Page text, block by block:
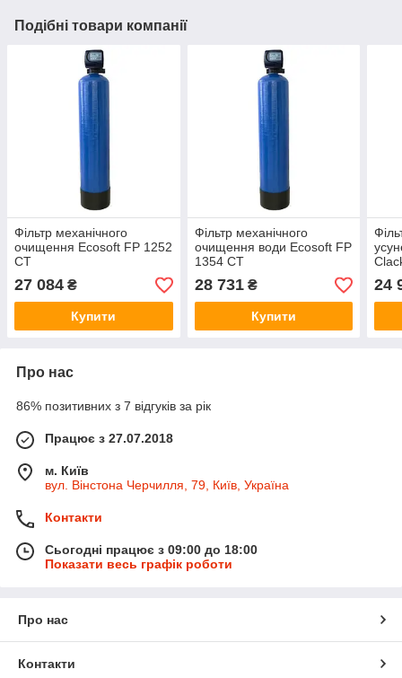
Подібні товари компанії
Фільтр механічного
очищення Ecosoft FP 1252
CT
27 084 ₴
Купити
Фільтр механічного
очищення води Ecosoft FP
1354 CT
28 731₴
Купити
24
Про нас
86% позитивних з 7 відгуків за рік
Працює з 27.07.2018
м. Київ
вул. Вінстона Черчилля, 79, Київ, Україна
Контакти
Сьогодні працює з 09:00 до 18:00
Показати весь графік роботи
Про нас
Контакти